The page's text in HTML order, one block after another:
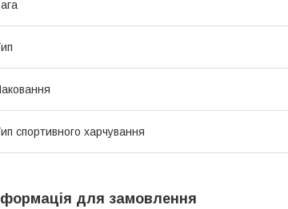
спортивного харчування
для замовлення